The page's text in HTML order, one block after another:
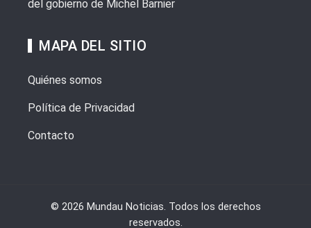
del gobierno de Michel Barnier
MAPA DEL SITIO
Quiénes somos
Política de Privacidad
Contacto
© 2026 Mundau Noticias. Todos los derechos
reservados.